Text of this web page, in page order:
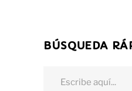
BÚSQUEDA